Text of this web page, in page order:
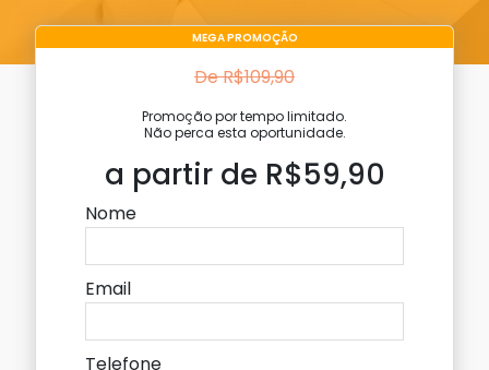
MEGA PROMOÇÃO
De R$109,90
Promoção por tempo limitado.
Não perca esta oportunidade.
a partir de R$59,90
Nome
Email
Telefone